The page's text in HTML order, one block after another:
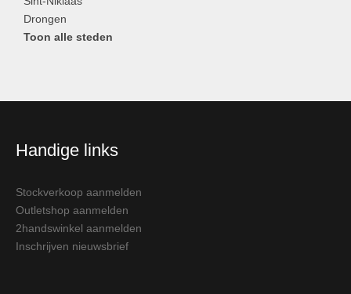
Drongen
Toon alle steden
Handige links
Stockverkoop aanmelden
Outletshop aanmelden
2handswinkel aanmelden
Inschrijven nieuwsbrief